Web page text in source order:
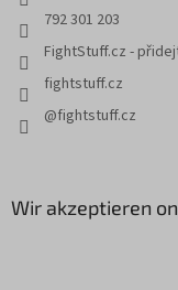
792 301 203
FightStuff.cz -
fightstuff.cz
@fightstuff.cz
Wir akzeptieren